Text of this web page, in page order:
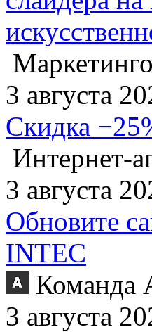
3 августа
Скидка
Интернет-
3 августа
Обновите
INTEC
Команда
3 августа